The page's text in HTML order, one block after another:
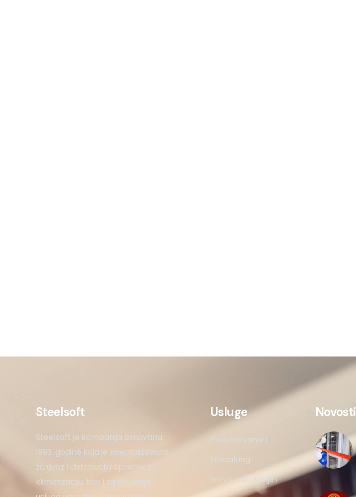
Steelsoft
Steelsoft je kompanija osnovana
1993. godine koja je specijalizovana
za uvoz i distribuciju opreme za
klimatizaciju, kao i za pružanje
Usluge
Projektovanje i
konsalting
Servis, izvodjenje i
Novosti